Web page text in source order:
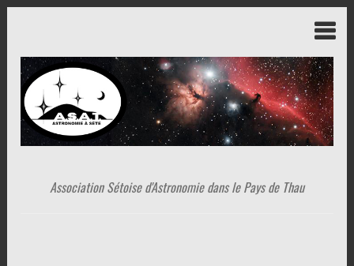
Association Sétoise d'Astronomie dans le Pays de Thau